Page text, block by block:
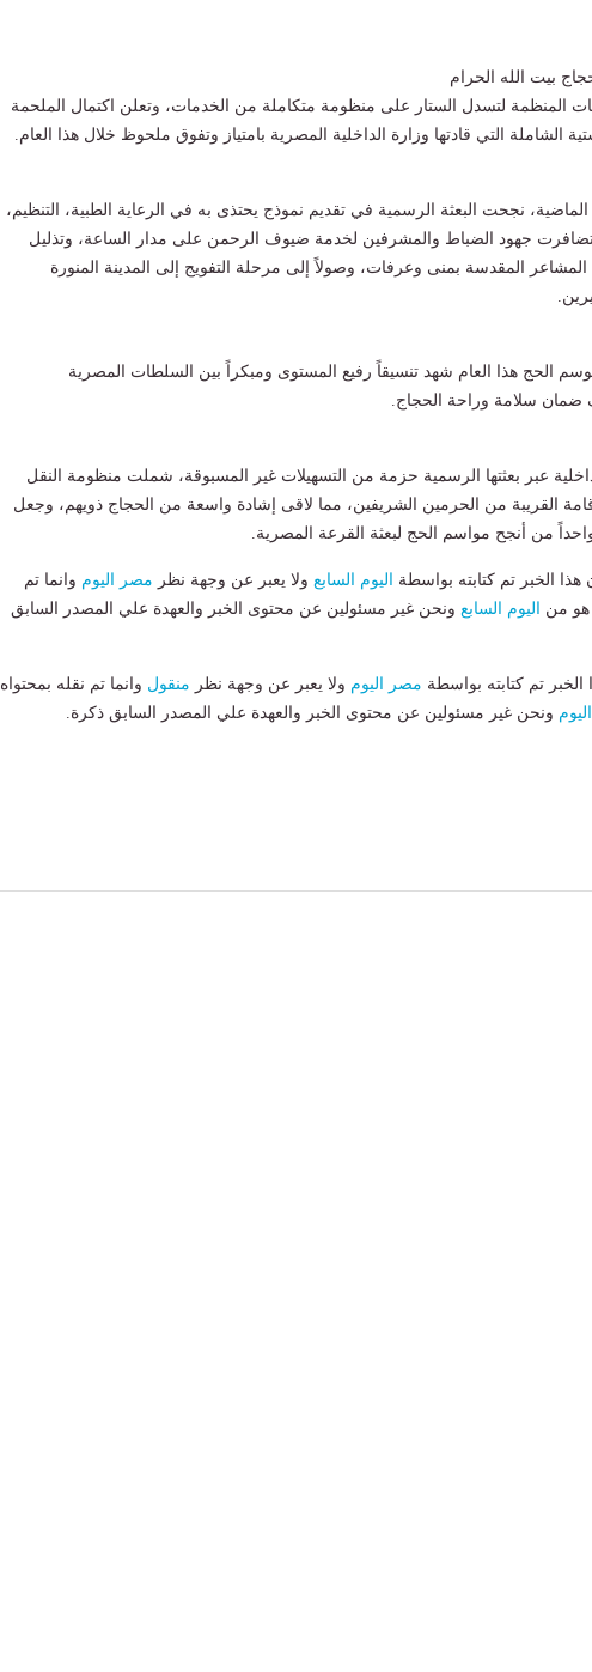
بيت الله الحرام
المنظمة لتسدل الستار على منظومة متكاملة من الخدمات، وتعلن اكتمال الملحمة
الشاملة التي قادتها وزارة الداخلية المصرية بامتياز وتفوق ملحوظ خلال هذا العام.
الماضية، نجحت البعثة الرسمية في تقديم نموذج يحتذى به في الرعاية الطبية، التنظيم،
جهود الضباط والمشرفين لخدمة ضيوف الرحمن على مدار الساعة، وتذليل
المقدسة بمنى وعرفات، وصولاً إلى مرحلة التفويج إلى المدينة المنورة
الحج هذا العام شهد تنسيقاً رفيع المستوى ومبكراً بين السلطات المصرية
ضمان سلامة وراحة الحجاج.
عبر بعثتها الرسمية حزمة من التسهيلات غير المسبوقة، شملت منظومة النقل
القريبة من الحرمين الشريفين، مما لاقى إشادة واسعة من الحجاج ذويهم، وجعل
من أنجح مواسم الحج لبعثة القرعة المصرية.
الخبر تم كتابته بواسطة اليوم السابع ولا يعبر عن وجهة نظر مصر اليوم وانما تم
هو من
اليوم السابع ونحن غير مسئولين عن محتوى الخبر والعهدة علي المصدر السابق
الخبر تم كتابته بواسطة مصر اليوم ولا يعبر عن وجهة نظر منقول وانما تم نقله بمحتواه
ونحن غير مسئولين عن محتوى الخبر والعهدة علي المصدر السابق ذكرة.